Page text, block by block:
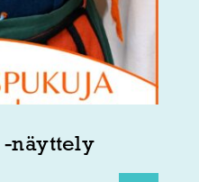
näyttely